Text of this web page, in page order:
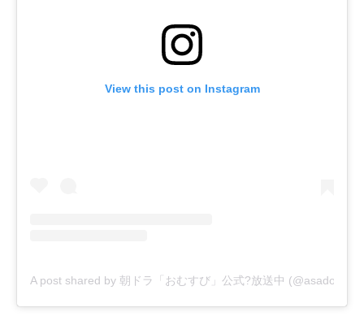
View this post on Instagram
A post shared by 朝ドラ「おむすび」公式?放送中